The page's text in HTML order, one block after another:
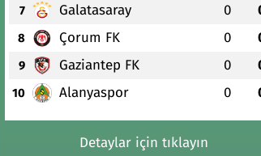
7 Galatasaray 0
8 Çorum FK 0
9 Gaziantep FK 0
10 Alanyaspor 0
Detaylar için tıklayın